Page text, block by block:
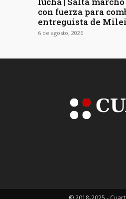
con fuerza para
entreguista de Milei
6 de agosto, 2026